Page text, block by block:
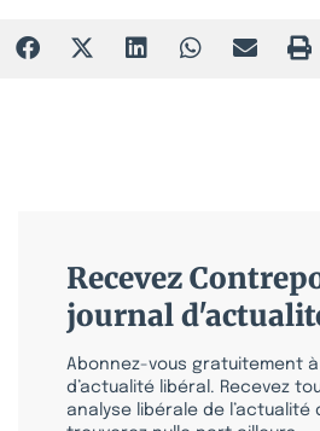
Recevez
journal
Abonnez-vous gratuitement
d’actualité libéral. Recevez
analyse libérale de l’actualité